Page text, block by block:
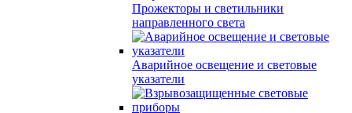
Прожекторы и светильники
направленного света
Аварийное освещение и световые
указатели